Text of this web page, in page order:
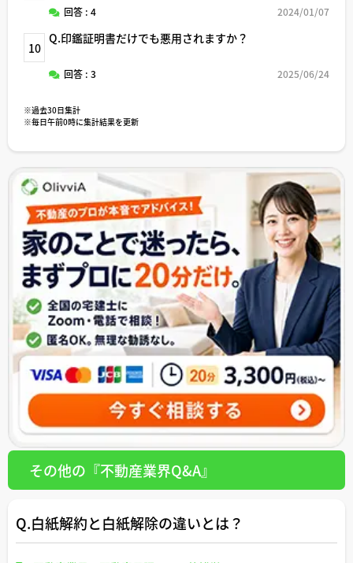
回答 : 4 2024/01/07
10
Q.印鑑証明書だけでも悪用されますか？
回答 : 3 2025/06/24
※過去30日集計
※毎日午前0時に集計結果を更新
その他の『不動産業界Q&A』
Q.白紙解約と白紙解除の違いとは？